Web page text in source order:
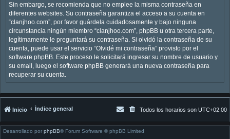
Sin embargo, se recomienda que no emplee la misma contraseña en
diferentes websites. Su contraseña garantiza el acceso a su cuenta en
“clanjhoo.com”, por favor guárdela cuidadosamente y bajo ninguna
circunstancia ningún miembro “clanjhoo.com”, phpBB u otra tercera parte,
legítimamente le preguntará su contraseña. Si olvidó la contraseña de su
cuenta, puede usar el servicio “Olvidé mi contraseña” provisto por el
software phpBB. Este proceso le solicitará ingresar su nombre de usuario y
su email, luego el software phpBB generará una nueva contraseña para
recuperar su cuenta.
Inicio Índice general Todos los horarios son UTC+02:00
Desarrollado por phpBB® Forum Software © phpBB Limited